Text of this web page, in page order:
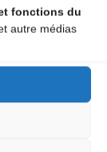
fonctions du
autre médias
tant
04-73-61-64-